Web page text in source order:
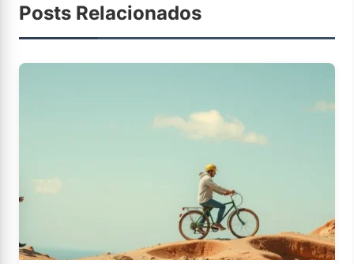
Posts Relacionados